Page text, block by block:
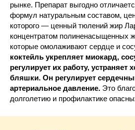
рынке. Препарат выгодно
формул натуральным составом,
которого — ценный тюлений жир
концентратом полиненасыщенных
которые омолаживают сердце и
коктейль укрепляет миокард,
регулирует их работу, устраняет
бляшки. Он регулирует
артериальное давление. Это
долголетию и профилактике